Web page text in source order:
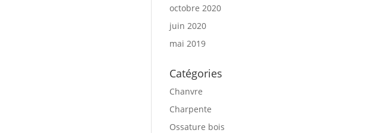
octobre 2020
juin 2020
mai 2019
Catégories
Chanvre
Charpente
Ossature bois